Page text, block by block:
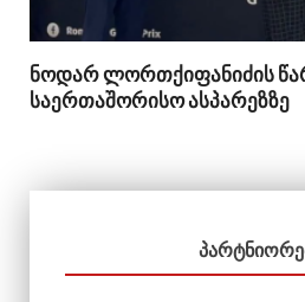
ნოდარ ლორთქიფანიძის
საერთაშორისო ასპარეზზე